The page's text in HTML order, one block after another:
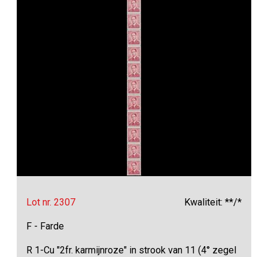
Lot nr. 2307 Kwaliteit: **/*
F - Farde
R 1-Cu "2fr. karmijnroze" in strook van 11 (4° zegel